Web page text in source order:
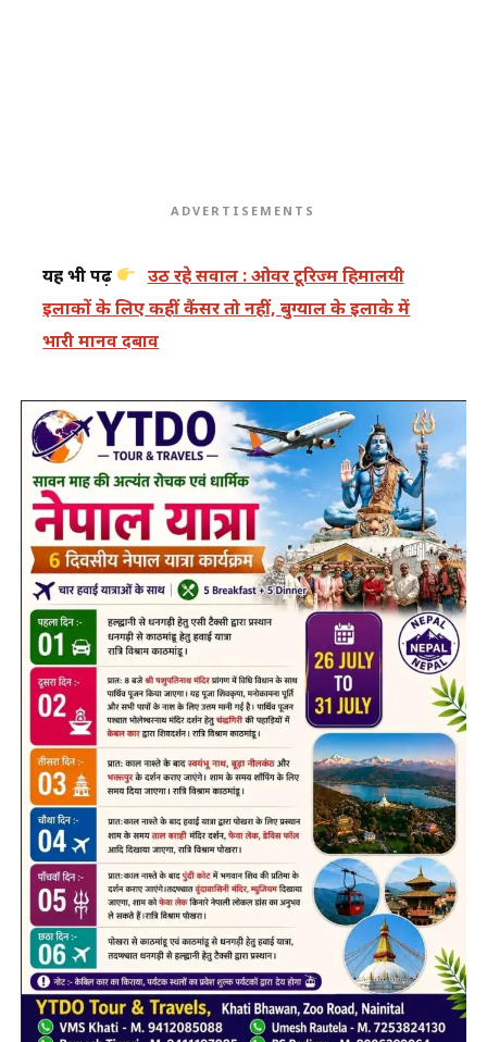
ADVERTISEMENTS
यह भी पढ़ें
उठ रहे सवाल : ओवर टूरिज्म हिमालयी
इलाकों के लिए कहीं कैंसर तो नहीं, बुग्याल के इलाके में
भारी मानव दबाव